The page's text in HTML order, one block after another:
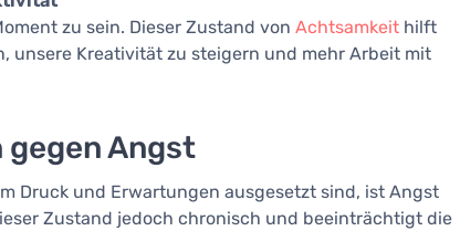
zu sein. Dieser Zustand von Achtsamkeit hilft
unsere Kreativität zu steigern und mehr Arbeit mit
Angst
Druck und Erwartungen ausgesetzt sind, ist Angst
Zustand jedoch chronisch und beeinträchtigt die